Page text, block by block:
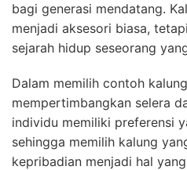
bagi generasi mendatang.
menjadi aksesori biasa,
sejarah hidup seseorang
Dalam memilih contoh
mempertimbangkan selera
individu memiliki preferensi
sehingga memilih kalung
kepribadian menjadi hal